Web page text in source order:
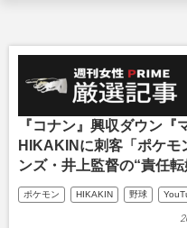
『コナン』興収ダウン『
HIKAKINに刺客「ポケモ
ンズ・井上監督の“責任転
ポケモン HIKAKIN 野球